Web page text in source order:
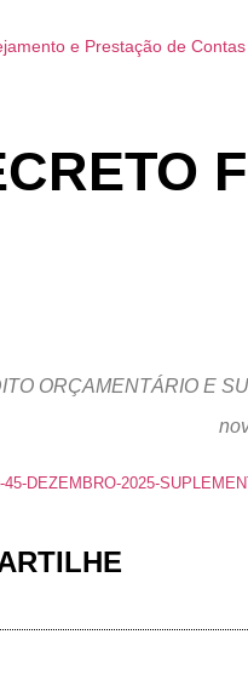
e Prestação de Contas
ORÇAMENTÁRIO E
45-DEZEMBRO-2025-